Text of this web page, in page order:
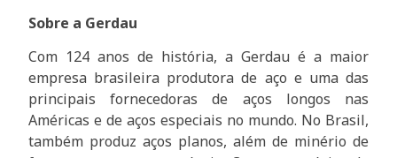
Sobre a Gerdau
Com 124 anos de história, a Gerdau é a maior
empresa brasileira produtora de aço e uma das
principais fornecedoras de aços longos nas
Américas e de aços especiais no mundo. No Brasil,
também produz aços planos, além de minério de